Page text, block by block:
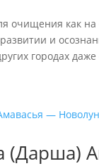
очищения как на
и
городах даже